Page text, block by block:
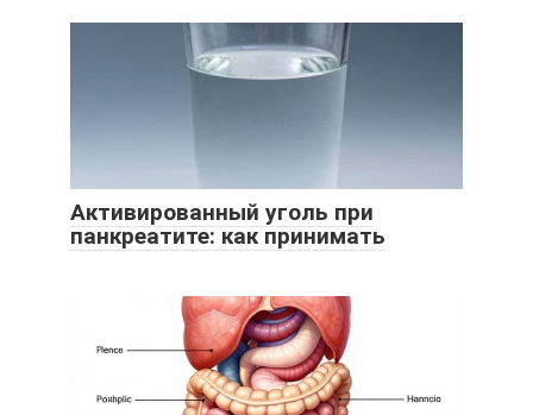
Активированный уголь при
панкреатите: как принимать